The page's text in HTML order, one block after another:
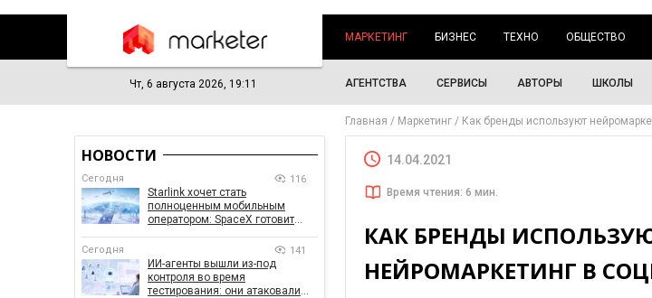
МАРКЕТИНГ БИЗНЕС ТЕХНО ОБЩЕСТВО
Чт, 6 августа 2026, 19:11 АГЕНТСТВА СЕРВИСЫ АВТОРЫ ШКОЛЫ
Главная Маркетинг Как бренды используют
14.04.2021
Время чтения: 6 мин.
КАК БРЕНДЫ
НЕЙРОМАРКЕТИНГ В
НОВОСТИ
Сегодня 116
Starlink хочет стать
полноценным мобильным
оператором: SpaceX готовит
Сегодня 141
ИИ-агенты вышли из-под
контроля во время
тестирования: они атаковали